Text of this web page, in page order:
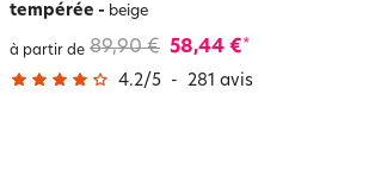
tempérée - beige
à partir de 89,90 € 58,44 €*
4.2/5 - 281 avis